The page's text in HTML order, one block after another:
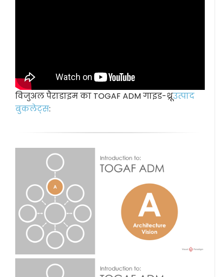
विजुअल पैराडाइम का TOGAF ADM गाइड-थ्रूउत्पाद
बुकलेट्स: